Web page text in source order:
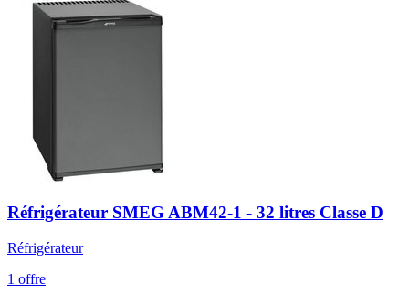
Réfrigérateur SMEG ABM42-1 - 32 litres Classe D
Réfrigérateur
1 offre